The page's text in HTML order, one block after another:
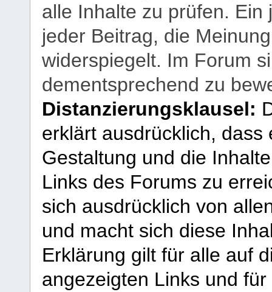
alle Inhalte zu prüfen.
jeder Beitrag, die
widerspiegelt. Im Forum
dementsprechend zu
Distanzierungsklausel:
erklärt ausdrücklich,
Gestaltung und die
Links des Forums zu
sich ausdrücklich von
und macht sich diese
Erklärung gilt für alle auf
angezeigten Links und